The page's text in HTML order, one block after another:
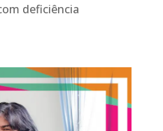
deficiência